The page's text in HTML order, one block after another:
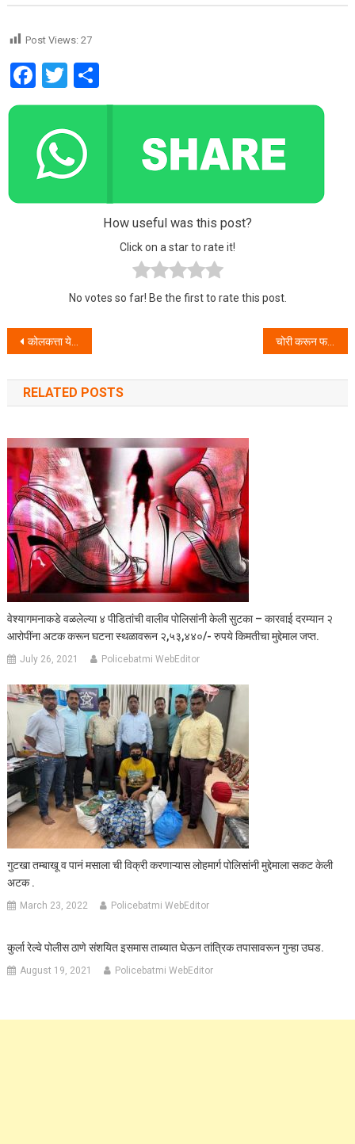
Post Views: 27
Facebook
Twitter
Share
How useful was this post?
Click on a star to rate it!
No votes so far! Be the first to rate this post.
Post navigation
कोलकत्ता येथील आंगडीया व्यापाऱ्याची सुमारे ५० लाखाची फसवणूक करणाऱ्या गुन्हेगारास पोलिसांनी केले जेरबंद. चोरी करून फरार ४ अज्ञात गुन्हेगारांना पोलिसांनी केली अटक.
RELATED POSTS
वेश्यागमनाकडे वळलेल्या ४ पीडितांची वालीव पोलिसांनी केली सुटका – कारवाई दरम्यान २
आरोपींना अटक करून घटना स्थळावरून २,५३,४४०/- रुपये किमतीचा मुद्देमाल जप्त.
July 26, 2021 Policebatmi WebEditor
गुटखा तम्बाखू व पानं मसाला ची विक्री करणाऱ्यास लोहमार्ग पोलिसांनी मुद्देमाला सकट केली
अटक .
March 23, 2022 Policebatmi WebEditor
कुर्ला रेल्वे पोलीस ठाणे संशयित इसमास ताब्यात घेऊन तांत्रिक तपासावरून गुन्हा उघड.
August 19, 2021 Policebatmi WebEditor